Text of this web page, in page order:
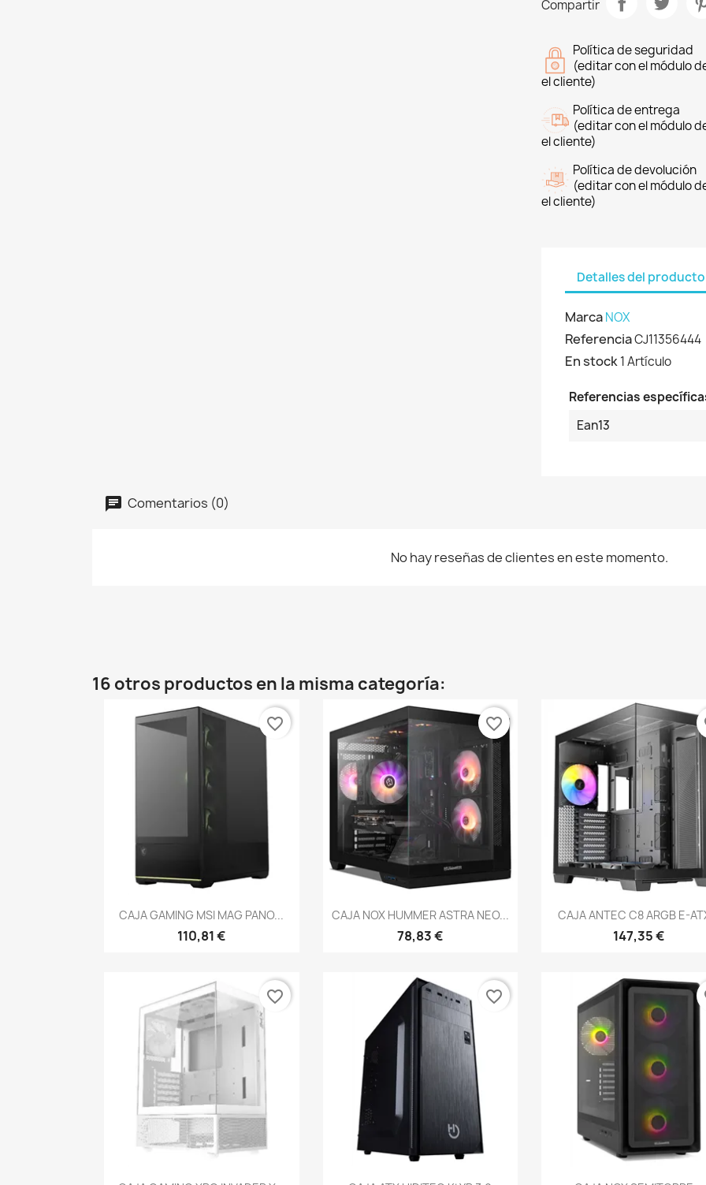
Compartir
Política de seguridad
(editar con el módulo
el cliente)
Política de entrega
(editar con el módulo
el cliente)
Política de devolución
(editar con el módulo
el cliente)
Detalles del producto
MarcaNOX
ReferenciaCJ11356444
En stock1 Artículo
Referencias
Ean13
Comentarios (0)
No hay reseñas de clientes en este momento.
16 otros productos en la misma categoría:
Vista rápida
CAJA GAMING MSI MAG PANO...
110,81 €
favorite_border
Vista rápida
CAJA NOX HUMMER ASTRA NEO...
78,83 €
favorite_border
Vista rápida
CAJA ANTEC C8 ARGB E-
147,35 €
favorite_border favorite_border